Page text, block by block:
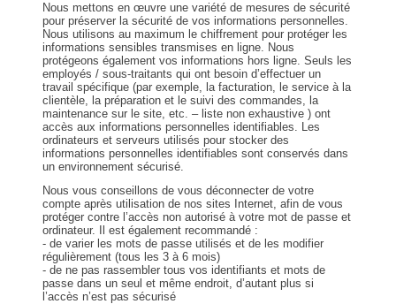
Nous mettons en œuvre une variété de mesures de sécurité
pour préserver la sécurité de vos informations personnelles.
Nous utilisons au maximum le chiffrement pour protéger les
informations sensibles transmises en ligne. Nous
protégeons également vos informations hors ligne. Seuls les
employés / sous-traitants qui ont besoin d’effectuer un
travail spécifique (par exemple, la facturation, le service à la
clientèle, la préparation et le suivi des commandes, la
maintenance sur le site, etc. – liste non exhaustive ) ont
accès aux informations personnelles identifiables. Les
ordinateurs et serveurs utilisés pour stocker des
informations personnelles identifiables sont conservés dans
un environnement sécurisé.
Nous vous conseillons de vous déconnecter de votre
compte après utilisation de nos sites Internet, afin de vous
protéger contre l’accès non autorisé à votre mot de passe et
ordinateur. Il est également recommandé :
- de varier les mots de passe utilisés et de les modifier
régulièrement (tous les 3 à 6 mois)
- de ne pas rassembler tous vos identifiants et mots de
passe dans un seul et même endroit, d’autant plus si
l’accès n’est pas sécurisé